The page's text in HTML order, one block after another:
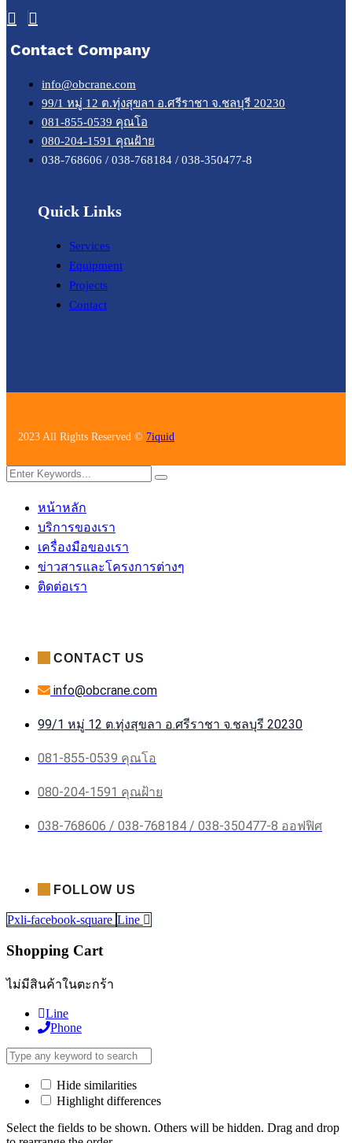
Contact Company
info@obcrane.com
99/1 หมู่ 12 ต.ทุ่งสุขลา อ.ศรีราชา จ.ชลบุรี 20230
081-855-0539 คุณโอ
080-204-1591 คุณฝ้าย
038-768606 / 038-768184 / 038-350477-8
Quick Links
Services
Equipment
Projects
Contact
2023 All Rights Reserved © 7iquid
หน้าหลัก
บริการของเรา
เครื่องมือของเรา
ข่าวสารและโครงการต่างๆ
ติดต่อเรา
CONTACT US
info@obcrane.com
99/1 หมู่ 12 ต.ทุ่งสุขลา อ.ศรีราชา จ.ชลบุรี 20230
081-855-0539 คุณโอ
080-204-1591 คุณฝ้าย
038-768606 / 038-768184 / 038-350477-8 ออฟฟิศ
FOLLOW US
Pxli-facebook-square Line
Shopping Cart
ไม่มีสินค้าในตะกร้า
Line
Phone
Hide similarities
Highlight differences
Select the fields to be shown. Others will be hidden. Drag and drop